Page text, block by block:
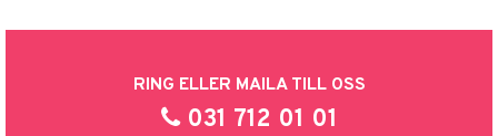
RING ELLER MAILA TILL OSS
031 712 01 01